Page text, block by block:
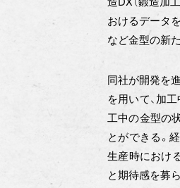
おけるデータ
など金型の新
同社が開発を
を用いて、加
工中の金型の
とができる。
生産時におけ
と期待感を募